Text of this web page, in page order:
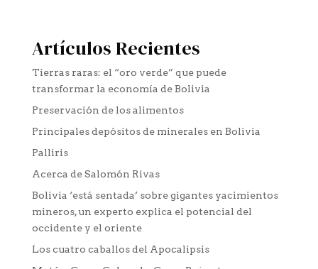
Artículos Recientes
Tierras raras: el “oro verde” que puede
transformar la economía de Bolivia
Preservación de los alimentos
Principales depósitos de minerales en Bolivia
Palliris
Acerca de Salomón Rivas
Bolivia ‘está sentada’ sobre gigantes yacimientos
mineros, un experto explica el potencial del
occidente y el oriente
Los cuatro caballos del Apocalipsis